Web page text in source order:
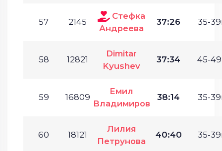
57 2145
Стефка
Андреева
37:26 35-
58 12821
Dimitar
Kyushev
37:34 45-
59 16809
Емил
Владимиров
38:14 35-
60 18121
Лилия
Петрунова
40:40 35-